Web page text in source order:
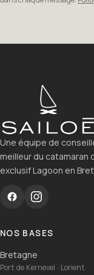
Une équipe de
meilleur du catamaran
exclusif Lagoon en
NOS BASES
Bretagne
Port de Kernevel · Lorient